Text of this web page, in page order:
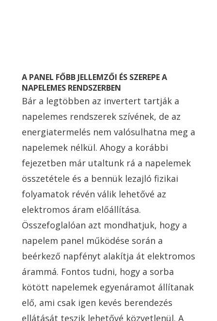
A PANEL FŐBB JELLEMZŐI ÉS SZEREPE A
NAPELEMES RENDSZERBEN
Bár a legtöbben az invertert tartják a
napelemes rendszerek szívének, de az
energiatermelés nem valósulhatna meg a
napelemek nélkül. Ahogy a korábbi
fejezetben már utaltunk rá a napelemek
összetétele és a bennük lezajló fizikai
folyamatok révén válik lehetővé az
elektromos áram előállítása.
Összefoglalóan azt mondhatjuk, hogy a
napelem panel működése során a
beérkező napfényt alakítja át elektromos
árammá. Fontos tudni, hogy a sorba
kötött napelemek egyenáramot állítanak
elő, ami csak igen kevés berendezés
ellátását teszik lehetővé közvetlenül. A